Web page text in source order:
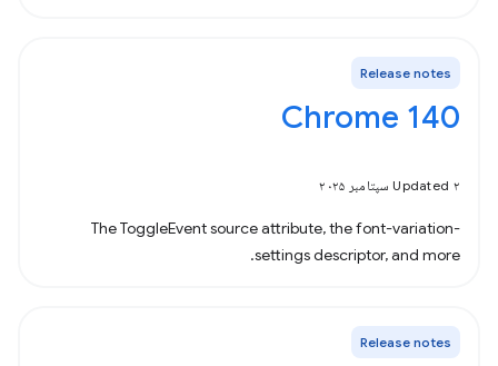
Release notes
Chrome 140
Updated ۲ سپتامبر ۲۰۲۵
The ToggleEvent source attribute, the font-variation-
settings descriptor, and more.
Release notes